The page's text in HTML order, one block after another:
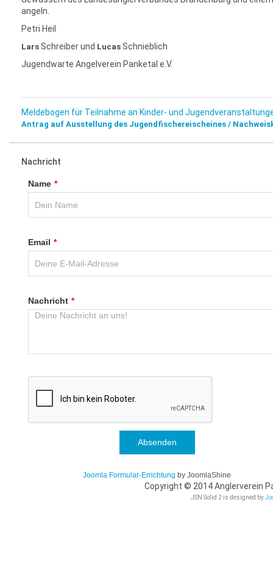
angeln.
Petri Heil
Lars Schreiber und Lucas Schnieblich
Jugendwarte Angelverein Panketal e.V.
Meldebogen für Teilnahme an Kinder- und
Antrag auf Ausstellung des Jugendfischereischeines /
Nachricht
Name *
Email *
Nachricht *
Absenden
Joomla Formular-Errichtung by JoomlaShine
Copyright © 2014 Anglerverein
JSN Solid 2 is designed by